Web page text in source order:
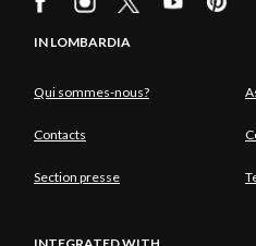
IN LOMBARDIA
Qui sommes-nous?
Contacts
Section presse